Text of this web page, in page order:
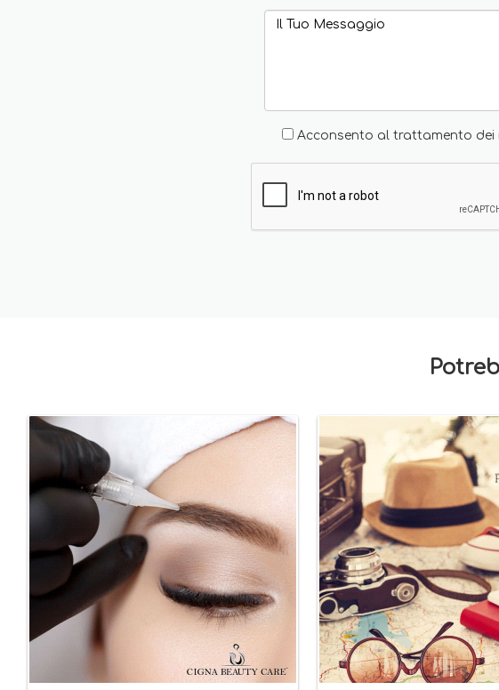
Acconsento al trattamento dei